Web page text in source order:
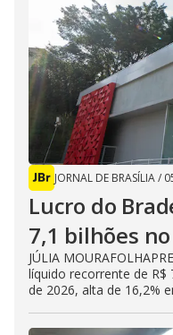
JORNAL DE BRASÍLIA/
Lucro do
7,1 bilhões
JÚLIA
líquido recorrente de
de 2026, alta de 16,2%